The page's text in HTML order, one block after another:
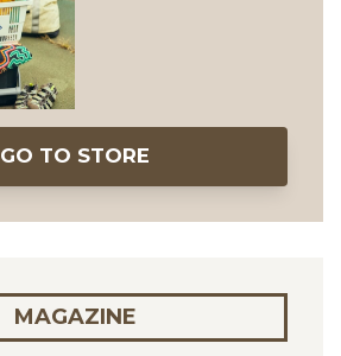
GO TO STORE
MAGAZINE